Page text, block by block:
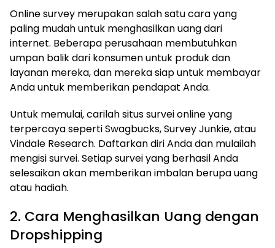
Online survey merupakan salah satu cara yang
paling mudah untuk menghasilkan uang dari
internet. Beberapa perusahaan membutuhkan
umpan balik dari konsumen untuk produk dan
layanan mereka, dan mereka siap untuk membayar
Anda untuk memberikan pendapat Anda.
Untuk memulai, carilah situs survei online yang
terpercaya seperti Swagbucks, Survey Junkie, atau
Vindale Research. Daftarkan diri Anda dan mulailah
mengisi survei. Setiap survei yang berhasil Anda
selesaikan akan memberikan imbalan berupa uang
atau hadiah.
2. Cara Menghasilkan Uang dengan
Dropshipping